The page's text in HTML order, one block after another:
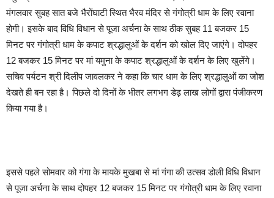
मंगलवार सुबह सात बजे भैरोंघाटी स्थित भैरव मंदिर से गंगोत्री धाम के लिए रवाना
होगी। इसके बाद विधि विधान से पूजा अर्चना के साथ ठीक सुबह 11 बजकर 15
मिनट पर गंगोत्री धाम के कपाट श्रद्धालुओं के दर्शन को खोल दिए जाएंगे। दोपहर
12 बजकर 15 मिनट पर मां यमुना के कपाट श्रद्धालुओं के दर्शन के लिए खुलेंगे।
सचिव पर्यटन श्री दिलीप जावलकर ने कहा ‌कि चार धाम के लिए श्रद्धालुओं का जोश
देखते ही बन रहा है। पिछले दो दिनों के भीतर लगभग डेढ़ लाख लोगों द्वारा पंजीकरण
किया गया है।
इससे पहले सोमवार को गंगा के मायके मुखबा से मां गंगा की उत्सव डोली विधि विधान
से पूजा अर्चना के साथ दोपहर 12 बजकर 15 मिनट पर गंगोत्री धाम के लिए रवाना